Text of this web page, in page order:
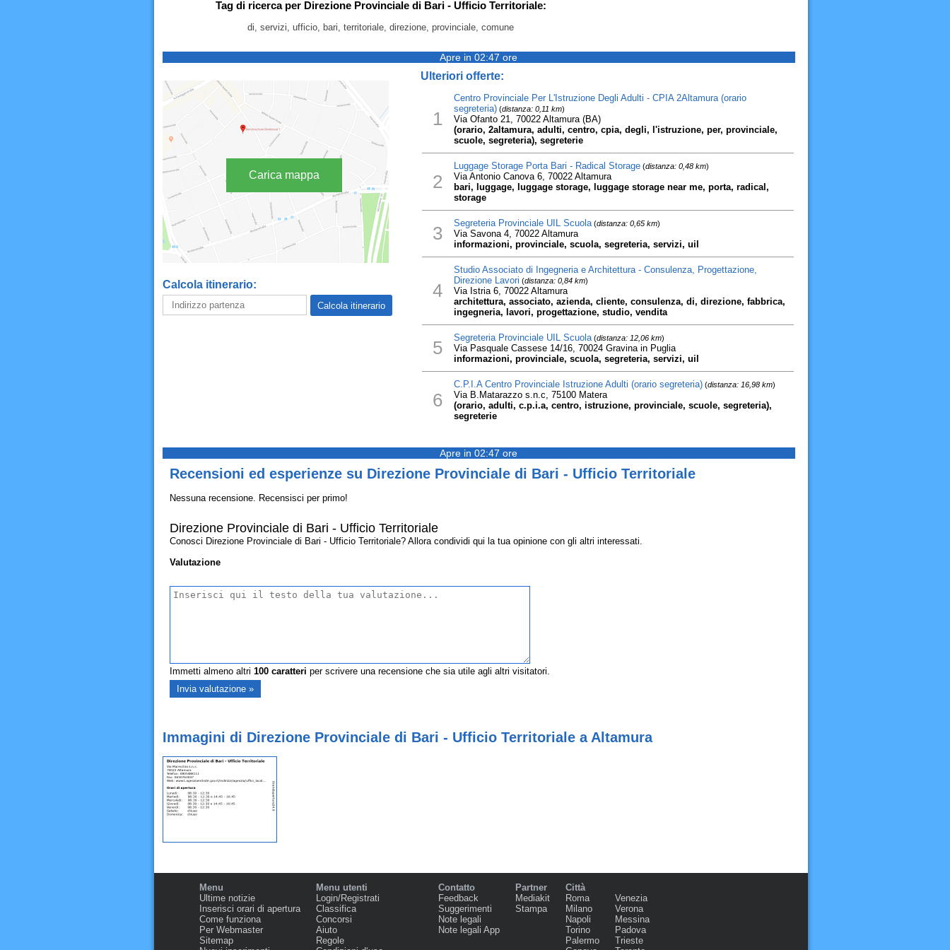
Tag di ricerca per Direzione Provinciale di Bari - Ufficio Territoriale:
di, servizi, ufficio, bari, territoriale, direzione, provinciale, comune
Apre in 02:47 ore
Carica mappa
Calcola itinerario:
Ulteriori offerte:
1
Centro Provinciale Per L'Istruzione Degli Adulti - CPIA 2Altamura (orario
segreteria)(distanza: 0,11 km)
Via Ofanto 21, 70022 Altamura (BA)
(orario, 2altamura, adulti, centro, cpia, degli, l'istruzione, per, provinciale,
scuole, segreteria), segreterie
2
Luggage Storage Porta Bari - Radical Storage(distanza: 0,48 km)
Via Antonio Canova 6, 70022 Altamura
bari, luggage, luggage storage, luggage storage near me, porta, radical,
storage
3 Segreteria Provinciale UIL Scuola(distanza: 0,65 km)
Via Savona 4, 70022 Altamura
informazioni, provinciale, scuola, segreteria, servizi, uil
4
Studio Associato di Ingegneria e Architettura - Consulenza, Progettazione,
Direzione Lavori (distanza: 0,84 km)
Via Istria 6, 70022 Altamura
architettura, associato, azienda, cliente, consulenza, di, direzione, fabbrica,
ingegneria, lavori, progettazione, studio, vendita
5 Segreteria Provinciale UIL Scuola(distanza: 12,06 km)
Via Pasquale Cassese 14/16, 70024 Gravina in Puglia
informazioni, provinciale, scuola, segreteria, servizi, uil
6
C.P.I.A Centro Provinciale Istruzione Adulti (orario segreteria)(distanza: 16,98 km)
Via B.Matarazzo s.n.c, 75100 Matera
(orario, adulti, c.p.i.a, centro, istruzione, provinciale, scuole, segreteria),
segreterie
Apre in 02:47 ore
Recensioni ed esperienze su Direzione Provinciale di Bari - Ufficio Territoriale
Nessuna recensione. Recensisci per primo!
Direzione Provinciale di Bari - Ufficio Territoriale
Conosci Direzione Provinciale di Bari - Ufficio Territoriale? Allora condividi qui la tua opinione con gli altri interessati.
Valutazione
Immetti almeno altri 100caratteri per scrivere una recensione che sia utile agli altri visitatori.
Immagini di Direzione Provinciale di Bari - Ufficio Territoriale a Altamura
Menu
Ultime notizie
Inserisci orari di apertura
Come funziona
Per Webmaster
Sitemap
Menu utenti
Login/Registrati
Classifica
Concorsi
Aiuto
Regole
Contatto
Feedback
Suggerimenti
Note legali
Note legali App
Partner
Mediakit
Stampa
Città
Roma
Milano
Napoli
Torino
Palermo
Venezia
Verona
Messina
Padova
Trieste